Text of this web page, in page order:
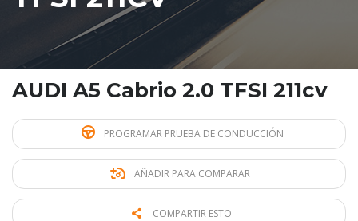
AUDI A5 Cabrio 2.0 TFSI 211cv
PROGRAMAR PRUEBA DE CONDUCCIÓN
AÑADIR PARA COMPARAR
COMPARTIR ESTO